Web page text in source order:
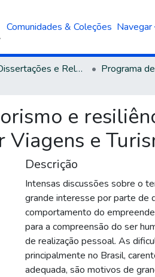
Comunidades & Coleções Navegar
Teses, Dissertações e Relatórios defendidos na UCS
e
e
Descrição
Intensas discussões sobre o
grande interesse por parte de
comportamento do
para a compreensão do ser
de realização pessoal. As
principalmente no Brasil,
adequada, são motivos de